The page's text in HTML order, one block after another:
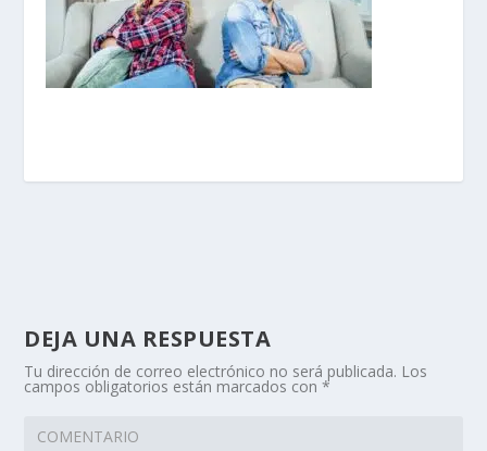
DEJA UNA RESPUESTA
Tu dirección de correo electrónico no será publicada. Los
campos obligatorios están marcados con*